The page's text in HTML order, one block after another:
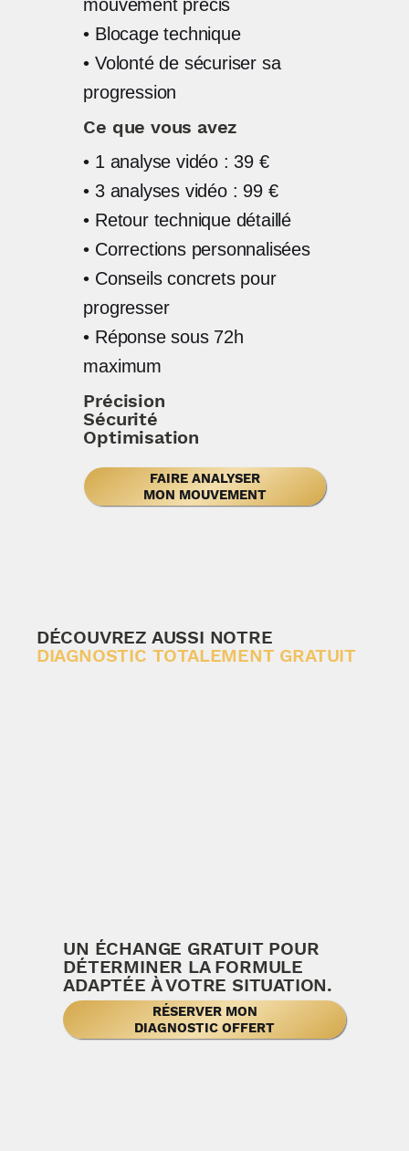
mouvement précis
• Blocage technique
• Volonté de sécuriser sa
progression
Ce que vous avez
• 1 analyse vidéo : 39 €
• 3 analyses vidéo : 99 €
• Retour technique détaillé
• Corrections personnalisées
• Conseils concrets pour
progresser
• Réponse sous 72h
maximum
Précision
Sécurité
Optimisation
FAIRE ANALYSER
MON MOUVEMENT
DÉCOUVREZ AUSSI NOTRE
DIAGNOSTIC TOTALEMENT GRATUIT
UN ÉCHANGE GRATUIT POUR
DÉTERMINER LA FORMULE
ADAPTÉE À VOTRE SITUATION.
RÉSERVER MON
DIAGNOSTIC OFFERT